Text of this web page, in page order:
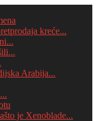
kreće...
Arabija...
je Xenoblade...